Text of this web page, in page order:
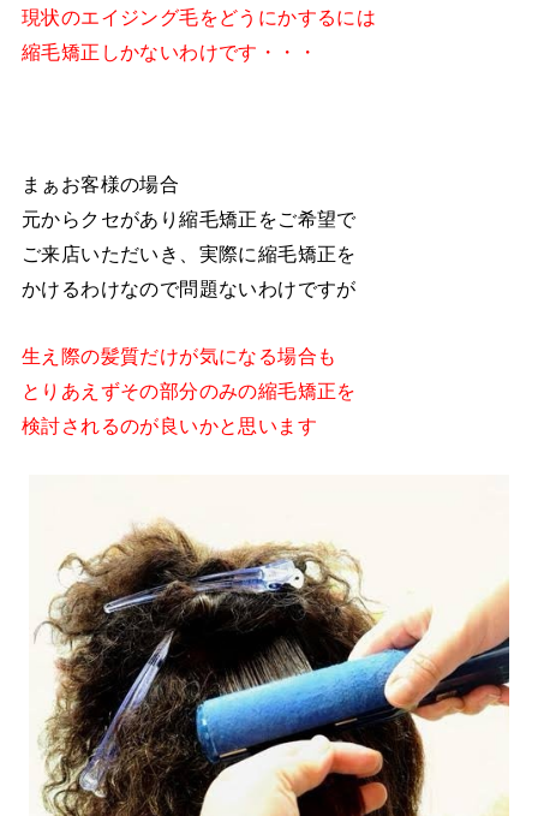
現状のエイジング毛をどうにかするには
縮毛矯正しかないわけです・・・
まぁお客様の場合
元からクセがあり縮毛矯正をご希望で
ご来店いただいき、実際に縮毛矯正を
かけるわけなので問題ないわけですが
生え際の髪質だけが気になる場合も
とりあえずその部分のみの縮毛矯正を
検討されるのが良いかと思います